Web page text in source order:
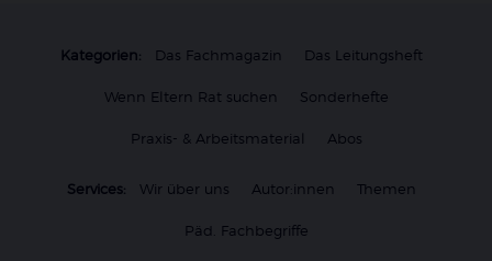
Kategorien: Das Fachmagazin Das Leitungsheft
Wenn Eltern Rat suchen Sonderhefte
Praxis- & Arbeitsmaterial Abos
Services: Wir über uns Autor:innen Themen
Päd. Fachbegriffe